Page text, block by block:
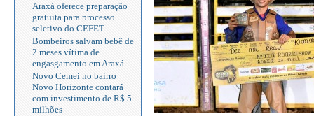
Araxá oferece preparação
gratuita para processo
seletivo do CEFET
Bombeiros salvam bebê de
2 meses vítima de
engasgamento em Araxá
Novo Cemei no bairro
Novo Horizonte contará
com investimento de R$ 5
milhões